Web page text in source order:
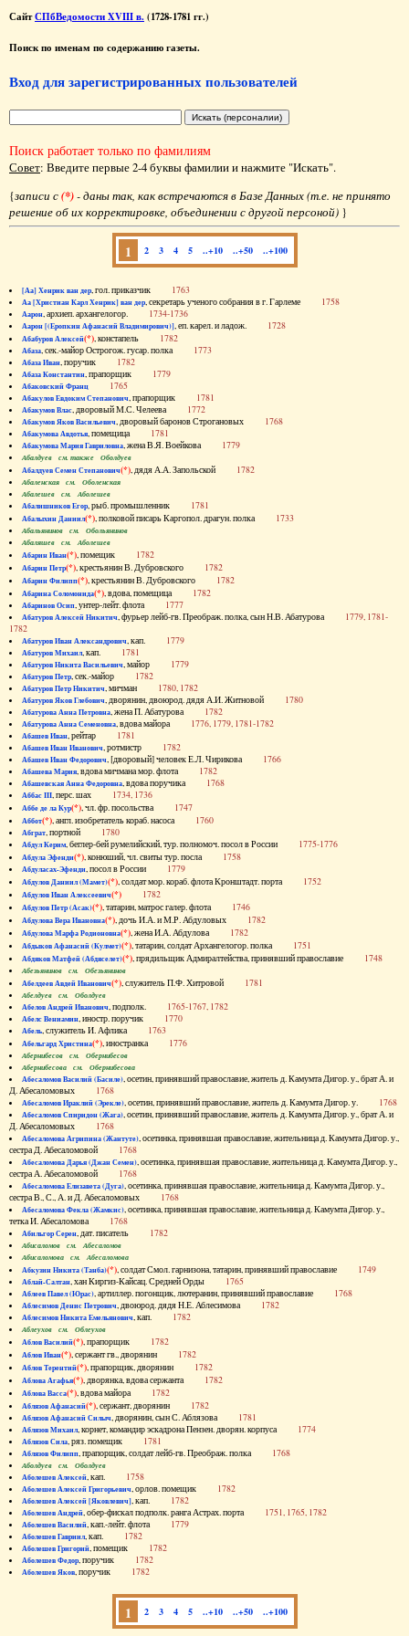
СайтСПбВедомости XVIII в. (1728-1781 гг.)
Поиск по именам по содержанию газеты.
Вход для зарегистрированных пользователей
Поиск работает только по фамилиям
Совет: Введите первые 2-4 буквы фамилии и нажмите "Искать".
{записи с(*)- даны так, как встречаются в Базе Данных (т.е. не принято
решение об их корректировке, объединении с другой персоной) }
1 2 3 4 5 ..+10 ..+50 ..+100
[Аа] Хенрик ван дер, гол. приказчик 1763
Аа [Христиан Карл Хенрик] ван дер, секретарь ученого собрания в г. Гарлеме 1758
Аарон, архиеп. архангелогор. 1734-1736
Аарон [(Еропкин Афанасий Владимирович)], еп. карел. и ладож. 1728
Абабуров Алексей(*), констапель 1782
Абаза, сек.-майор Острогож. гусар. полка 1773
Абаза Иван, поручик 1782
Абаза Константин, прапорщик 1779
Абаковский Франц 1765
Абакулов Евдоким Степанович, прапорщик 1781
Абакумов Влас, дворовый М.С. Челеева 1772
Абакумов Яков Васильевич, дворовый баронов Строгановых 1768
Абакумова Авдотья, помещица 1781
Абакумова Мария Гавриловна, жена В.Я. Воейкова 1779
Абалдуев см. также Оболдуев
Абалдуев Семен Степанович(*), дядя А.А. Запольской 1782
Абаленская см. Оболенская
Абалешев см. Аболешев
Абалишников Егор, рыб. промышленник 1781
Абалыхин Даниил(*), полковой писарь Каргопол. драгун. полка 1733
Абальянинов см. Обольянинов
Абаляшев см. Аболешев
Абарин Иван(*), помещик 1782
Абарин Петр(*), крестьянин В. Дубровского 1782
Абарин Филипп(*), крестьянин В. Дубровского 1782
Абарина Соломонида(*), вдова, помещица 1782
Абаринов Осип, унтер-лейт. флота 1777
Абатуров Алексей Никитич, фурьер лейб-гв. Преображ. полка, сын Н.В. Абатурова 1779, 1781-
1782
Абатуров Иван Александрович, кап. 1779
Абатуров Михаил, кап. 1781
Абатуров Никита Васильевич, майор 1779
Абатуров Петр, сек.-майор 1782
Абатуров Петр Никитич, мичман 1780, 1782
Абатуров Яков Глебович, дворянин, двоюрод. дядя А.И. Житновой 1780
Абатурова Анна Петровна, жена П. Абатурова 1782
Абатурова Анна Семеновна, вдова майора 1776, 1779, 1781-1782
Абашев Иван, рейтар 1781
Абашев Иван Иванович, ротмистр 1782
Абашев Иван Федорович, [дворовый] человек Е.Л. Чирикова 1766
Абашева Мария, вдова мичмана мор. флота 1782
Абашевская Анна Федоровна, вдова поручика 1768
Аббас III, перс. шах 1734, 1736
Аббе де ла Кур(*), чл. фр. посольства 1747
Аббот(*), англ. изобретатель кораб. насоса 1760
Абграт, портной 1780
Абдул Керим, беглер-бей румелийский, тур. полномоч. посол в России 1775-1776
Абдула Эфенди(*), конюший, чл. свиты тур. посла 1758
Абдуласах-Эфенди, посол в России 1779
Абдулов Даниил (Мамет)(*), солдат мор. кораб. флота Кронштадт. порта 1752
Абдулов Иван Алексеевич(*) 1782
Абдулов Петр (Асак)(*), татарин, матрос галер. флота 1746
Абдулова Вера Ивановна(*), дочь И.А. и М.Р. Абдуловых 1782
Абдулова Марфа Родионовна(*), жена И.А. Абдулова 1782
Абдыков Афанасий (Кулмет)(*), татарин, солдат Архангелогор. полка 1751
Абдяков Матфей (Абдяселет)(*), прядильщик Адмиралтейства, принявший православие 1748
Абезьянинов см. Обезьянинов
Абелдеев Авдей Иванович(*), служитель П.Ф. Хитровой 1781
Абелдуев см. Оболдуев
Абелов Андрей Иванович, подполк. 1765-1767, 1782
Абелс Вениамин, иностр. поручик 1770
Абель, служитель И. Афлика 1763
Абельгард Христина(*), иностранка 1776
Абернибесов см. Обернибесов
Абернибесова см. Обернибесова
Абесаломов Василий (Басиле), осетин, принявший православие, житель д. Камумта Дигор. у., брат А. и
Д. Абесаломовых 1768
Абесаломов Ираклий (Эрекле), осетин, принявший православие, житель д. Камумта Дигор. у. 1768
Абесаломов Спиридон (Жага), осетин, принявший православие, житель д. Камумта Дигор. у., брат А. и
Д. Абесаломовых 1768
Абесаломова Агрипина (Жантуте), осетинка, принявшая православие, жительница д. Камумта Дигор. у.,
сестра Д. Абесаломовой 1768
Абесаломова Дарья (Джан Семен), осетинка, принявшая православие, жительница д. Камумта Дигор. у.,
сестра А. Абесаломовой 1768
Абесаломова Елизавета (Дуга), осетинка, принявшая православие, жительница д. Камумта Дигор. у.,
сестра В., С., А. и Д. Абесаломовых 1768
Абесаломова Фекла (Жамкис), осетинка, принявшая православие, жительница д. Камумта Дигор. у.,
тетка И. Абесаломова 1768
Абильгор Серен, дат. писатель 1782
Абисаломов см. Абесаломов
Абисаломова см. Абесаломова
Абкузин Никита (Танба)(*), солдат Смол. гарнизона, татарин, принявший православие 1749
Аблай-Салтан, хан Киргиз-Кайсац. Средней Орды 1765
Аблеев Павел (Юрас), артиллер. погонщик, лютеранин, принявший православие 1768
Аблесимов Денис Петрович, двоюрод. дядя Н.Е. Аблесимова 1782
Аблесимов Никита Емельянович, кап. 1782
Аблеухов см. Облеухов
Аблов Василий(*), прапорщик 1782
Аблов Иван(*), сержант гв., дворянин 1782
Аблов Терентий(*), прапорщик, дворянин 1782
Аблова Агафья(*), дворянка, вдова сержанта 1782
Аблова Васса(*), вдова майора 1782
Аблязов Афанасий(*), сержант, дворянин 1782
Аблязов Афанасий Силыч, дворянин, сын С. Аблязова 1781
Аблязов Михаил, корнет, командир эскадрона Пензен. дворян. корпуса 1774
Аблязов Сила, ряз. помещик 1781
Аблязов Филипп, прапорщик, солдат лейб-гв. Преображ. полка 1768
Аболдуев см. Оболдуев
Аболешев Алексей, кап. 1758
Аболешев Алексей Григорьевич, орлов. помещик 1782
Аболешев Алексей [Яковлевич], кап. 1782
Аболешев Андрей, обер-фискал подполк. ранга Астрах. порта 1751, 1765, 1782
Аболешев Василий, кап.-лейт. флота 1779
Аболешев Гавриил, кап. 1782
Аболешев Григорий, помещик 1782
Аболешев Федор, поручик 1782
Аболешев Яков, поручик 1782
1 2 3 4 5 ..+10 ..+50 ..+100